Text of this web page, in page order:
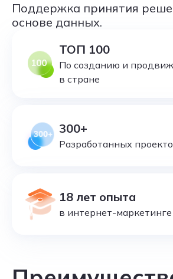
Поддержка принятия
основе данных.
ТОП 100
По созданию и
в стране
300+
Разработанных
18 лет опыта
в интернет-